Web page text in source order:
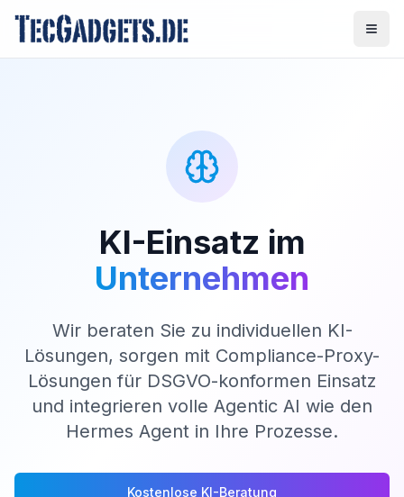
KI-Einsatz im
Unternehmen
Wir beraten Sie zu individuellen KI-
Lösungen, sorgen mit Compliance-Proxy-
Lösungen für DSGVO-konformen Einsatz
und integrieren volle Agentic AI wie den
Hermes Agent in Ihre Prozesse.
Kostenlose KI-Beratung